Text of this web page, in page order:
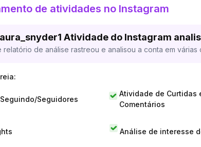
de atividades no Instagram
Atividade do Instagram
relatório de análise rastreou e analisou a conta em várias
Seguidores
Atividade de Curtidas
Comentários
Análise de interesse